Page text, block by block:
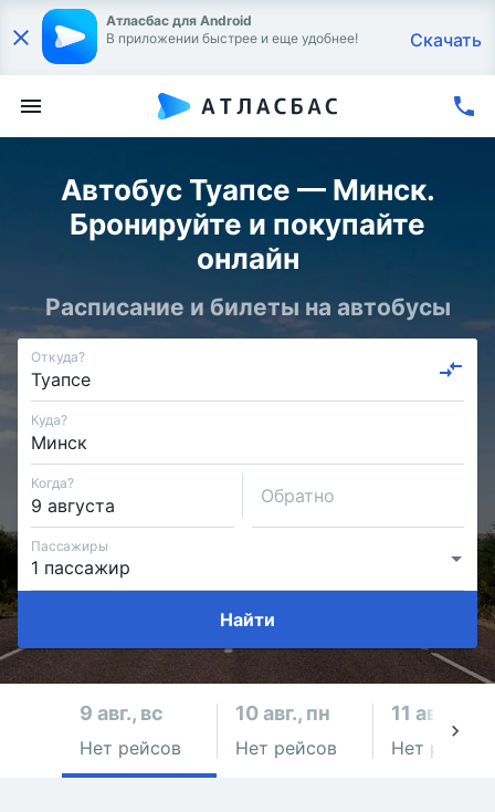
Атласбас для Android
В приложении быстрее и еще удобнее!
Скачать
Автобус Туапсе — Минск.
Бронируйте и покупайте
онлайн
Расписание и билеты на автобусы
Откуда?
Куда?
Когда?
Обратно
Пассажиры
Найти
9 авг., вс
Нет рейсов
10 авг., пн
Нет рейсов
11 авг., вт
Нет рейсов